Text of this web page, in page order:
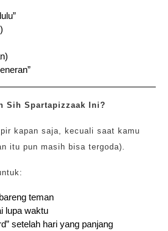
Sih Spartapizzaak Ini?
kapan saja, kecuali saat kamu
itu pun masih bisa tergoda).
teman
lupa waktu
setelah hari yang panjang